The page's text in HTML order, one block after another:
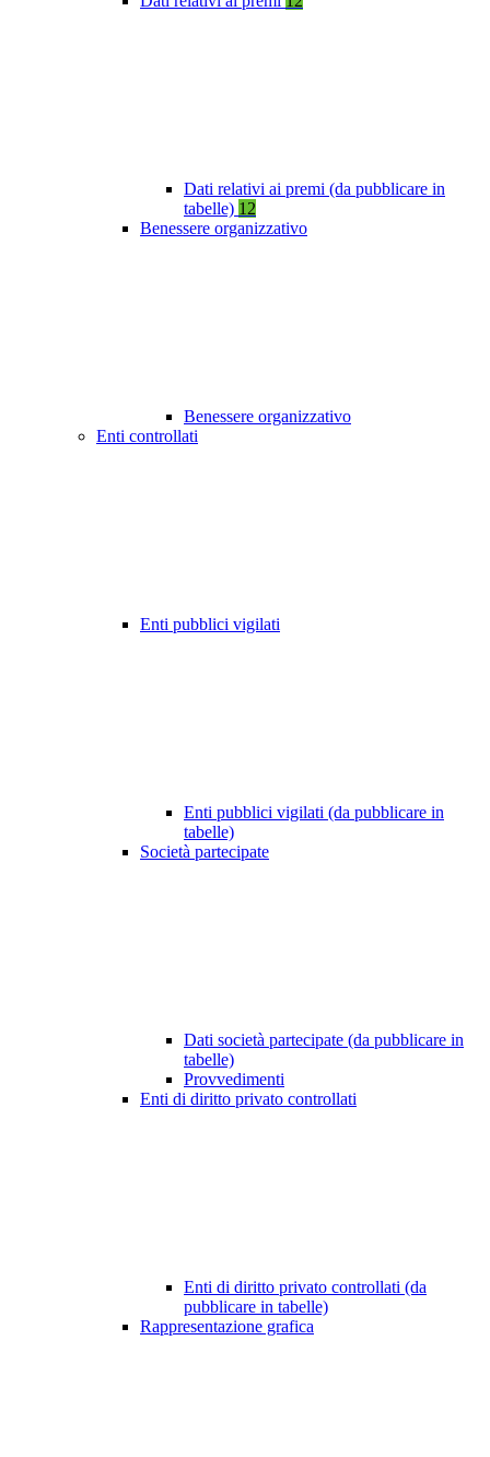
Dati relativi ai premi (da pubblicare in
tabelle) 12
Benessere organizzativo
Benessere organizzativo
Enti controllati
Enti pubblici vigilati
Enti pubblici vigilati (da pubblicare in
tabelle)
Società partecipate
Dati società partecipate (da pubblicare in
tabelle)
Provvedimenti
Enti di diritto privato controllati
Enti di diritto privato controllati (da
pubblicare in tabelle)
Rappresentazione grafica